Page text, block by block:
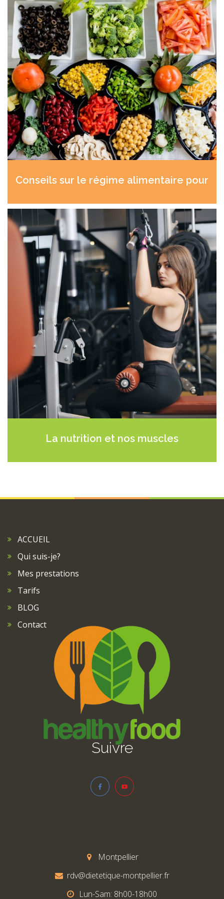
Conseils sur le régime alimentaire pour
La nutrition et nos muscles
ACCUEIL
Qui suis-je?
Mes prestations
Tarifs
BLOG
Contact
Suivre
Montpellier
rdv@dietetique-montpellier.fr
Lun-Sam: 8h00-18h00